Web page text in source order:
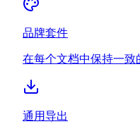
品牌套件
在每个文档中保持一致
通用导出